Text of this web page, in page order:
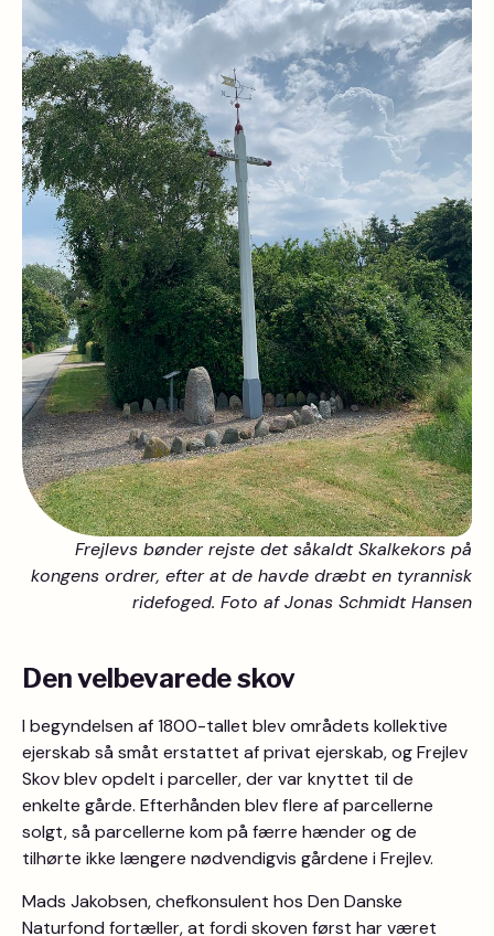
Frejlevs bønder rejste det såkaldt Skalkekors på
kongens ordrer, efter at de havde dræbt en tyrannisk
ridefoged. Foto af Jonas Schmidt Hansen
Den velbevarede skov
I begyndelsen af 1800-tallet blev områdets kollektive
ejerskab så småt erstattet af privat ejerskab, og Frejlev
Skov blev opdelt i parceller, der var knyttet til de
enkelte gårde. Efterhånden blev flere af parcellerne
solgt, så parcellerne kom på færre hænder og de
tilhørte ikke længere nødvendigvis gårdene i Frejlev.
Mads Jakobsen, chefkonsulent hos Den Danske
Naturfond fortæller, at fordi skoven først har været